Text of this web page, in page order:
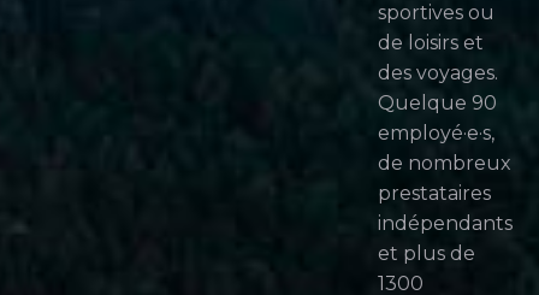
sportives ou
de loisirs et
des voyages.
Quelque 90
employé·e·s,
de nombreux
prestataires
indépendants
et plus de
1300